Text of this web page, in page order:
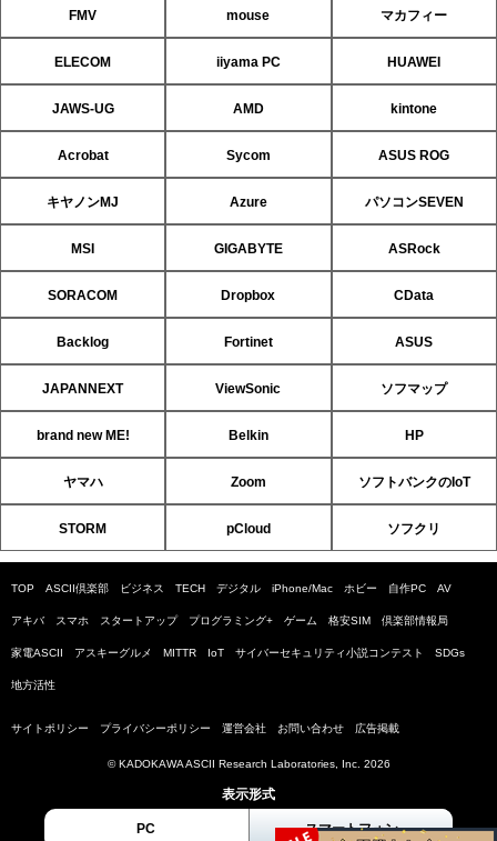
FMV mouse マカフィー
ELECOM iiyama PC HUAWEI
JAWS-UG AMD kintone
Acrobat Sycom ASUS ROG
キヤノンMJ Azure パソコンSEVEN
MSI GIGABYTE ASRock
SORACOM Dropbox CData
Backlog Fortinet ASUS
JAPANNEXT ViewSonic ソフマップ
brand new ME! Belkin HP
ヤマハ Zoom ソフトバンクのIoT
STORM pCloud ソフクリ
TOP ASCII倶楽部 ビジネス TECH デジタル iPhone/Mac ホビー 自作PC AV
アキバ スマホ スタートアップ プログラミング+ ゲーム 格安SIM 倶楽部情報局
家電ASCII アスキーグルメ MITTR IoT サイバーセキュリティ小説コンテスト SDGs
地方活性
サイトポリシー プライバシーポリシー 運営会社 お問い合わせ 広告掲載
© KADOKAWA ASCII Research Laboratories, Inc. 2026
表示形式
PC スマートフォン